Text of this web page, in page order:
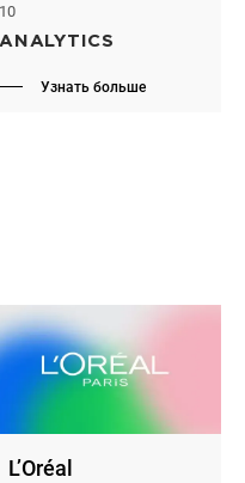
10
ANALYTICS
Узнать больше
L’Oréal